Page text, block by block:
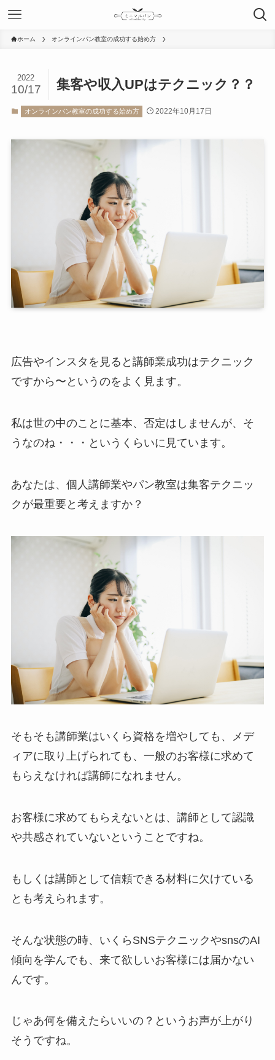
ホーム オンラインパン教室の成功する始め方
集客や収入UPはテクニック？？
2022
10/17
オンラインパン教室の成功する始め方 2022年10月17日
広告やインスタを見ると講師業成功はテクニック
ですから〜というのをよく見ます。
私は世の中のことに基本、否定はしませんが、そ
うなのね・・・というくらいに見ています。
あなたは、個人講師業やパン教室は集客テクニッ
クが最重要と考えますか？
そもそも講師業はいくら資格を増やしても、メデ
ィアに取り上げられても、一般のお客様に求めて
もらえなければ講師になれません。
お客様に求めてもらえないとは、講師として認識
や共感されていないということですね。
もしくは講師として信頼できる材料に欠けている
とも考えられます。
そんな状態の時、いくらSNSテクニックやsnsのAI
傾向を学んでも、来て欲しいお客様には届かない
んです。
じゃあ何を備えたらいいの？というお声が上がり
そうですね。